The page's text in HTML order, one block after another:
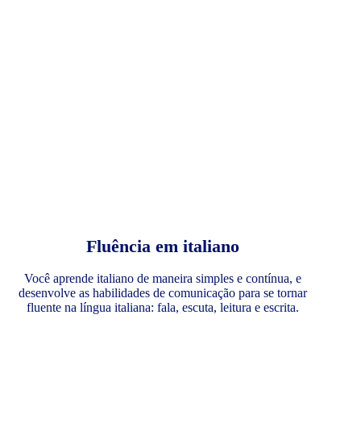
Fluência em italiano
Você aprende italiano de maneira simples e contínua, e
desenvolve as habilidades de comunicação para se tornar
fluente na língua italiana: fala, escuta, leitura e escrita.